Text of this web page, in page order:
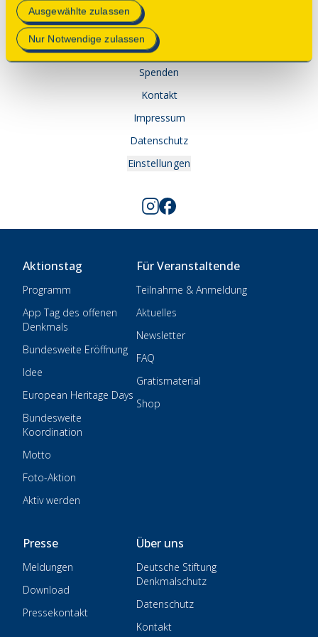
Mehr Informationen finden Sie in unserer
Datenschutzerklärung.
Ausgewählte zulassen
Nur Notwendige zulassen
© 2025 Deutsche Stiftung Denkmalschutz • Schlegelstraße
1 • 53113 Bonn
Spenden
Kontakt
Impressum
Datenschutz
Einstellungen
Aktionstag
Programm
App Tag des offenen
Denkmals
Bundesweite Eröffnung
Idee
European Heritage Days
Bundesweite
Koordination
Motto
Foto-Aktion
Aktiv werden
Für Veranstaltende
Teilnahme & Anmeldung
Aktuelles
Newsletter
FAQ
Gratismaterial
Shop
Presse
Meldungen
Download
Pressekontakt
Über uns
Deutsche Stiftung
Denkmalschutz
Datenschutz
Kontakt